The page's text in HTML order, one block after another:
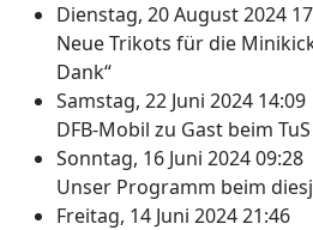
Dienstag, 20 August 2024
Neue Trikots für die
Dank“
Samstag, 22 Juni 2024 14:09
DFB-Mobil zu Gast beim
Sonntag, 16 Juni 2024 09:28
Unser Programm beim
Freitag, 14 Juni 2024 21:46